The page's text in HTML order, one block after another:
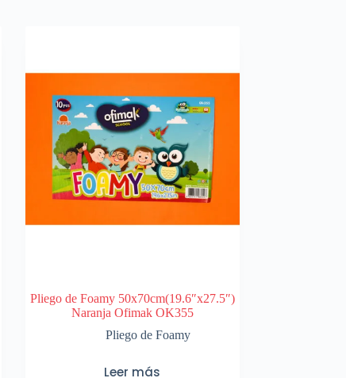
Pliego de Foamy 50x70cm(19.6″x27.5″)
Naranja Ofimak OK355
Pliego de Foamy
Leer más